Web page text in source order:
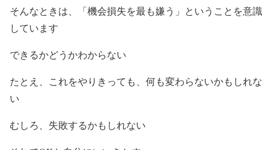
そんなときは、「機会損失を最も嫌う」ということを意識
しています
できるかどうかわからない
たとえ、これをやりきっても、何も変わらないかもしれな
い
むしろ、失敗するかもしれない